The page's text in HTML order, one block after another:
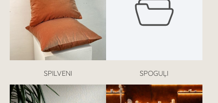
SPILVENI SPOGUĻI